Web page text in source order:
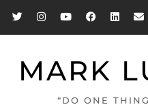
MARK
“DO ONE